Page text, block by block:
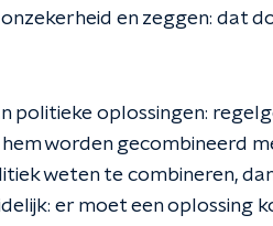
en zeggen: dat
politieke oplossingen:
worden gecombineerd
weten te combineren,
er moet een oplossing